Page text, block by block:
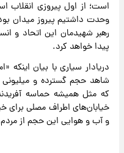
است؛ از اول پیروزی انقلاب
وحدت داشتیم پیروز میدان
رهبر شهیدمان این اتحاد و
پیدا خواهد کرد.
دریادار سیاری با بیان اینکه
شاهد حجم گسترده و میلیونی
که مثل همیشه حماسه
خیابان‌های اطراف مصلی برای
و آب و هوایی این حجم از